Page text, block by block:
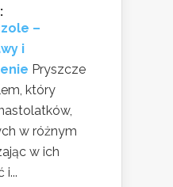
–
i
Pryszcze
który
w różnym
w ich
i...